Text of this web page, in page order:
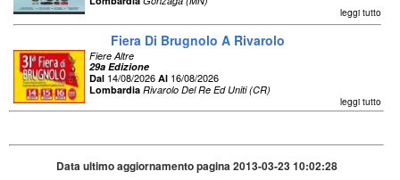
leggi tutto
Fiera Di Brugnolo A Rivarolo
Fiere Altre
29a Edizione
Dal 14/08/2026 Al 16/08/2026
Lombardia Rivarolo Del Re Ed Uniti (CR)
leggi tutto
Data ultimo aggiornamento pagina 2013-03-23 10:02:28